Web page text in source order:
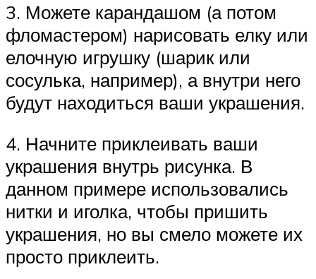
3. Можете карандашом (а потом
фломастером) нарисовать елку или
елочную игрушку (шарик или
сосулька, например), а внутри него
будут находиться ваши украшения.
4. Начните приклеивать ваши
украшения внутрь рисунка. В
данном примере использовались
нитки и иголка, чтобы пришить
украшения, но вы смело можете их
просто приклеить.